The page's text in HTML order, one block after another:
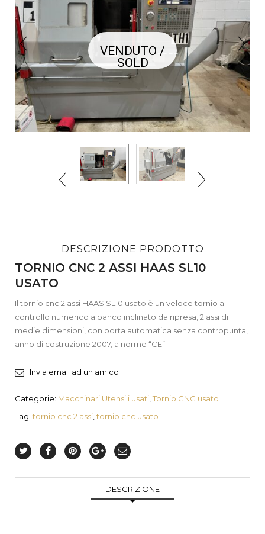
VENDUTO /
SOLD
DESCRIZIONE PRODOTTO
TORNIO CNC 2 ASSI HAAS SL10
USATO
Il tornio cnc 2 assi HAAS SL10 usato è un veloce tornio a
controllo numerico a banco inclinato da ripresa, 2 assi di
medie dimensioni, con porta automatica senza contropunta,
anno di costruzione 2007, a norme “CE”.
Invia email ad un amico
Categorie: Macchinari Utensili usati Tornio CNC usato
Tag:tornio cnc 2 assi ,tornio cnc usato
DESCRIZIONE